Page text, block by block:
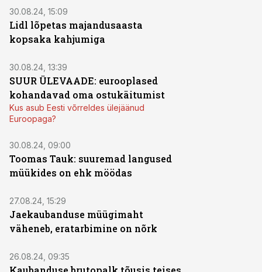
30.08.24, 15:09
Lidl lõpetas majandusaasta
kopsaka kahjumiga
30.08.24, 13:39
SUUR ÜLEVAADE: eurooplased
kohandavad oma ostukäitumist
Kus asub Eesti võrreldes ülejäänud
Euroopaga?
30.08.24, 09:00
Toomas Tauk: suuremad langused
müükides on ehk möödas
27.08.24, 15:29
Jaekaubanduse müügimaht
väheneb, eratarbimine on nõrk
26.08.24, 09:35